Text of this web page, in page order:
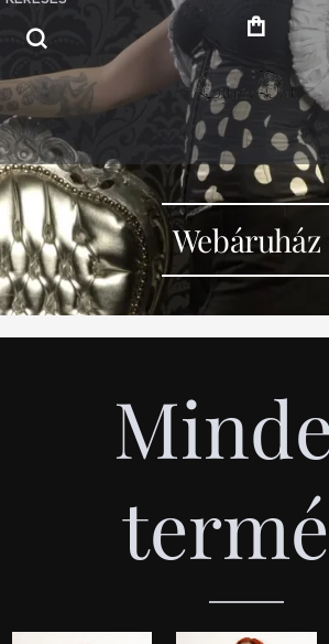
Webáruház